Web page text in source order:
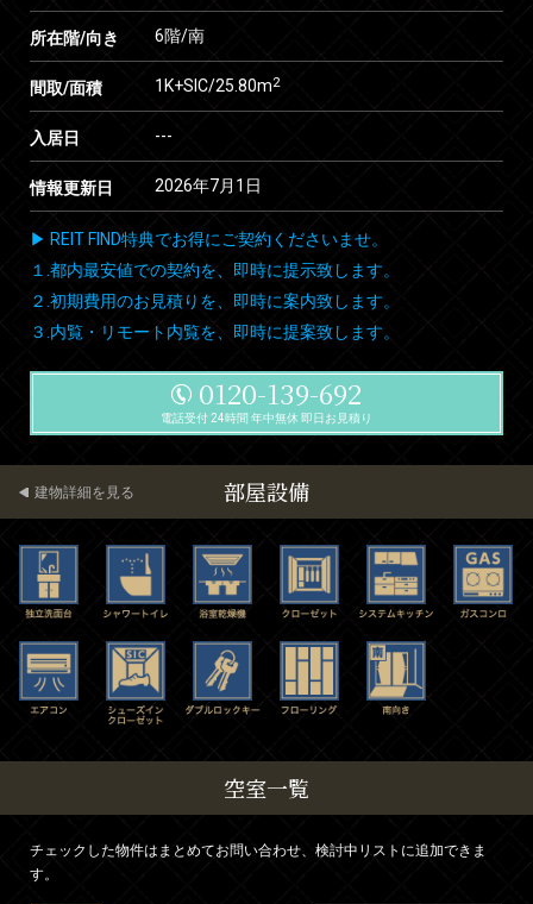
所在階/向き 6階/南
間取/面積 1K+SIC/25.80m2
入居日 ---
情報更新日 2026年7月1日
▶ REIT FIND特典でお得にご契約くださいませ。
１.都内最安値での契約を、即時に提示致します。
２.初期費用のお見積りを、即時に案内致します。
３.内覧・リモート内覧を、即時に提案致します。
0120-139-692
電話受付 24時間 年中無休 即日お見積り
部屋設備
建物詳細を見る
空室一覧
チェックした物件はまとめてお問い合わせ、検討中リストに追加できま
す。